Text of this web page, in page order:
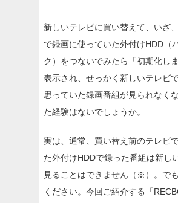
新しいテレビに買い替えて、いざ
で録画に使っていた外付けHDD（
ク）をつないでみたら「初期化し
表示され、せっかく新しいテレビ
思っていた録画番組が見られなく
た経験はないでしょうか。
実は、通常、買い替え前のテレビ
た外付けHDDで録った番組は新し
見ることはできません（※）。で
ください。今回ご紹介する「